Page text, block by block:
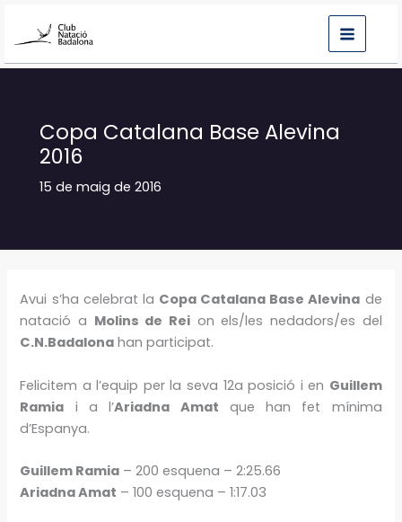
Copa Catalana Base Alevina
2016
15 de maig de 2016
Avui s’ha celebrat la Copa Catalana Base Alevina de
natació a Molins de Rei on els/les nedadors/es del
C.N.Badalona han participat.
Felicitem a l’equip per la seva 12a posició i en Guillem
Ramia i a l’Ariadna Amat que han fet mínima
d’Espanya.
Guillem Ramia – 200 esquena – 2:25.66
Ariadna Amat – 100 esquena – 1:17.03